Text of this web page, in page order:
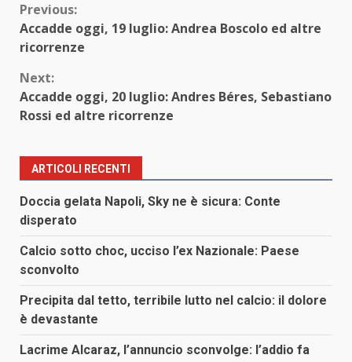
Continue
Reading
Previous:
Accadde oggi, 19 luglio: Andrea Boscolo ed altre
ricorrenze
Next:
Accadde oggi, 20 luglio: Andres Béres, Sebastiano
Rossi ed altre ricorrenze
ARTICOLI RECENTI
Doccia gelata Napoli, Sky ne è sicura: Conte
disperato
Calcio sotto choc, ucciso l’ex Nazionale: Paese
sconvolto
Precipita dal tetto, terribile lutto nel calcio: il dolore
è devastante
Lacrime Alcaraz, l’annuncio sconvolge: l’addio fa